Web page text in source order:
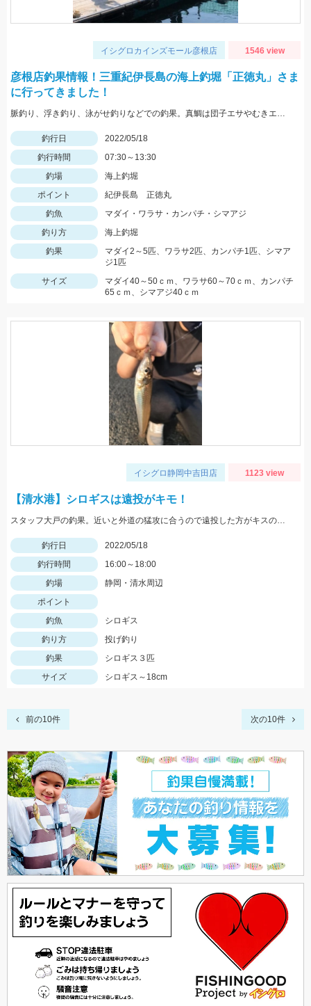
イシグロカインズモール彦根店 1546 view
彦根店釣果情報！三重紀伊長島の海上釣堀「正徳丸」さま
に行ってきました！
脈釣り、浮き釣り、泳がせ釣りなどでの釣果。真鯛は団子エサやむきエビ、冷凍ボケなどに好反応。青物はキビナゴや鰹のハラモなどでヒット。
釣行日
2022/05/18
釣行時間
07:30～13:30
釣場
海上釣堀
ポイント
紀伊長島 正徳丸
釣魚
マダイ・ワラサ・カンパチ・シマアジ
釣り方
海上釣堀
釣果
マダイ2～5匹、ワラサ2匹、カンパチ1匹、シマア
ジ1匹
サイズ
マダイ40～50ｃｍ、ワラサ60～70ｃｍ、カンパチ
65ｃｍ、シマアジ40ｃｍ
イシグロ静岡中吉田店 1123 view
【清水港】シロギスは遠投がキモ！
スタッフ大戸の釣果。近いと外道の猛攻に合うので遠投した方がキスのアタリが出る。イシグロの赤イソメ使用。
釣行日
2022/05/18
釣行時間
16:00～18:00
釣場
静岡・清水周辺
ポイント
釣魚
シロギス
釣り方
投げ釣り
釣果
シロギス３匹
サイズ
シロギス～18cm
前の10件 次の10件